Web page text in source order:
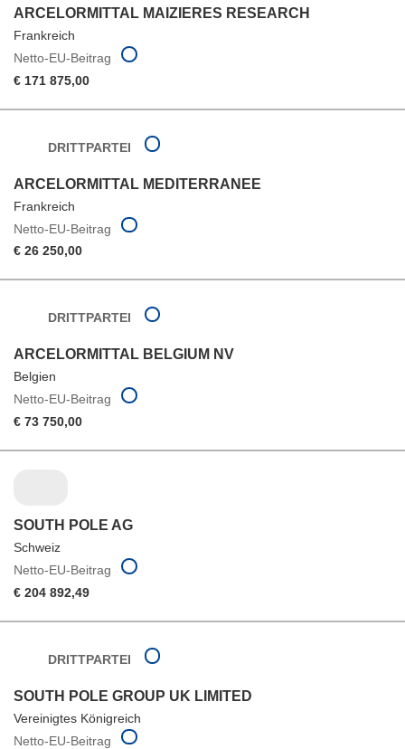
ARCELORMITTAL MAIZIERES RESEARCH
Frankreich
Netto-EU-Beitrag
€ 171 875,00
DRITTPARTEI
ARCELORMITTAL MEDITERRANEE
Frankreich
Netto-EU-Beitrag
€ 26 250,00
DRITTPARTEI
ARCELORMITTAL BELGIUM NV
Belgien
Netto-EU-Beitrag
€ 73 750,00
SOUTH POLE AG
Schweiz
Netto-EU-Beitrag
€ 204 892,49
DRITTPARTEI
SOUTH POLE GROUP UK LIMITED
Vereinigtes Königreich
Netto-EU-Beitrag